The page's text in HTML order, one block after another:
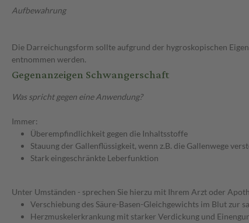
Aufbewahrung
Die Darreichungsform sollte aufgrund der hygroskopischen
entnommen werden.
Gegenanzeigen Schwangerschaft
Was spricht gegen eine Anwendung?
Immer:
Überempfindlichkeit gegen die Inhaltsstoffe
Stauung der Gallenflüssigkeit, wenn z.B. die Gallenwege
Stark eingeschränkte Leberfunktion
Unter Umständen - sprechen Sie hierzu mit Ihrem Arzt oder
Verschiebung des Säure-Basen-Gleichgewichts im Blut zur
Herzmuskelerkrankung mit starker Verdickung und